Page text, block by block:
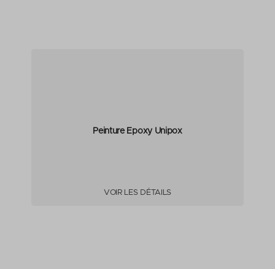
Peinture Epoxy Unipox
VOIR LES DÉTAILS